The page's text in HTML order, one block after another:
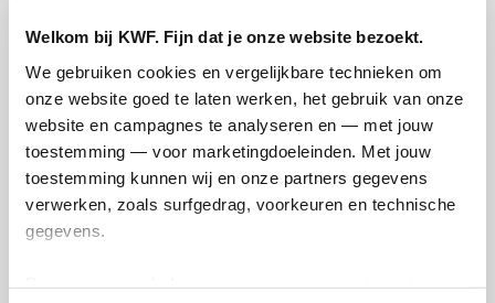
Welkom bij KWF. Fijn dat je onze website bezoekt.
We gebruiken cookies en vergelijkbare technieken om
onze website goed te laten werken, het gebruik van onze
website en campagnes te analyseren en — met jouw
toestemming — voor marketingdoeleinden. Met jouw
toestemming kunnen wij en onze partners gegevens
verwerken, zoals surfgedrag, voorkeuren en technische
gegevens.
Sener's badges